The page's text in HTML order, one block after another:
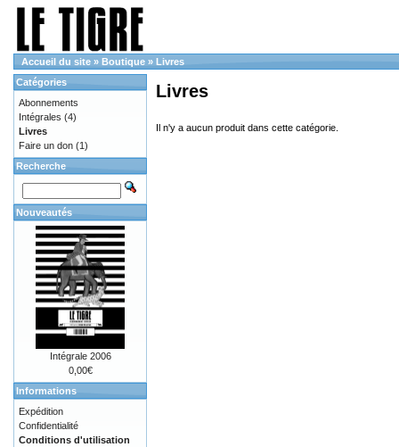
Accueil du site » Boutique » Livres
Livres
Il n'y a aucun produit dans cette catégorie.
Catégories
Abonnements
Intégrales (4)
Livres
Faire un don (1)
Recherche
Nouveautés
Intégrale 2006
0,00€
Informations
Expédition
Confidentialité
Conditions d'utilisation